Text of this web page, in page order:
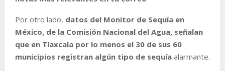
Por otro lado, datos del Monitor de Sequía en
México, de la Comisión Nacional del Agua, señalan
que en Tlaxcala por lo menos el 30 de sus 60
municipios registran algún tipo de sequía alarmante.